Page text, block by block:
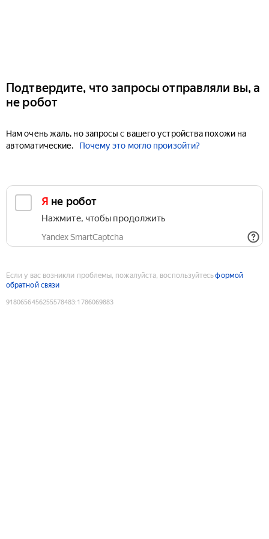
Подтвердите, что запросы отправляли вы, а
не робот
Нам очень жаль, но запросы с вашего устройства похожи на
автоматические.
Почему это могло произойти?
Я не робот
Нажмите, чтобы продолжить
Yandex SmartCaptcha
Если у вас возникли проблемы, пожалуйста, воспользуйтесьформой
обратной связи
9180656456255578483:1786069883